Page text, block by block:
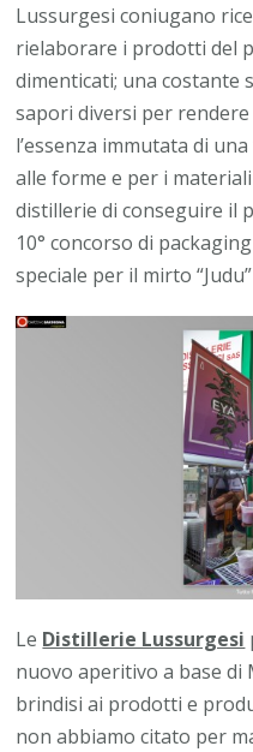
Lussurgesi coniugano
rielaborare i prodotti del
dimenticati; unacostante
sapori diversi per
l’essenza immutata di
alle forme e per i
distillerie di conseguire il
10° concorso di
speciale per il mirto
Le Distillerie Lussurgesi
nuovo aperitivo a base di
brindisi ai prodotti e
non abbiamo citato per